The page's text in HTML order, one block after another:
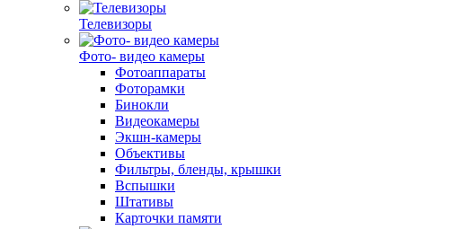
Телевизоры
Фото- видео камеры
Фотоаппараты
Фоторамки
Бинокли
Видеокамеры
Экшн-камеры
Объективы
Фильтры, бленды, крышки
Вспышки
Штативы
Карточки памяти